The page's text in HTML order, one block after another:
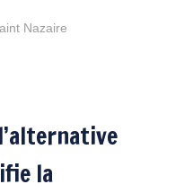
Nazaire
la